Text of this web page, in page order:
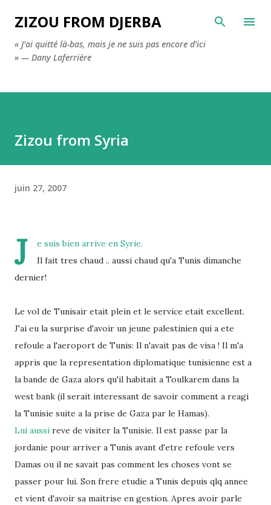
Accéder au contenu principal
ZIZOU FROM DJERBA
« J’ai quitté là-bas, mais je ne suis pas encore d’ici
» — Dany Laferrière
Zizou from Syria
juin 27, 2007
J e suis bien arrive en Syrie.
Il fait tres chaud .. aussi chaud qu'a Tunis dimanche
dernier!
Le vol de Tunisair etait plein et le service etait excellent.
J'ai eu la surprise d'avoir un jeune palestinien qui a ete
refoule a l'aeroport de Tunis: Il n'avait pas de visa ! Il m'a
appris que la representation diplomatique tunisienne est a
la bande de Gaza alors qu'il habitait a Toulkarem dans la
west bank (il serait interessant de savoir comment a reagi
la Tunisie suite a la prise de Gaza par le Hamas).
Lui aussi reve de visiter la Tunisie. Il est passe par la
jordanie pour arriver a Tunis avant d'etre refoule vers
Damas ou il ne savait pas comment les choses vont se
passer pour lui. Son frere etudie a Tunis depuis qlq annee
et vient d'avoir sa maitrise en gestion. Apres avoir parle